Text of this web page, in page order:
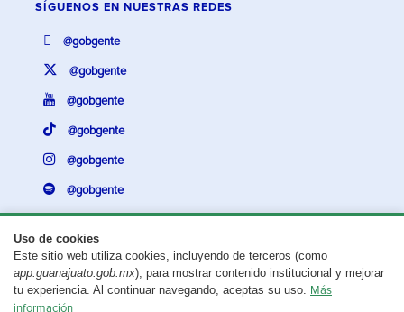
Uso de cookies
Este sitio web utiliza cookies, incluyendo de terceros (como
app.guanajuato.gob.mx), para mostrar contenido institucional y mejorar
tu experiencia. Al continuar navegando, aceptas su uso. Más
información
SÍGUENOS EN NUESTRAS REDES
@gobgente
@gobgente
@gobgente
@gobgente
@gobgente
@gobgente
¿Existe algún problema con esta página?Repórtalo aquí.
Aviso legal